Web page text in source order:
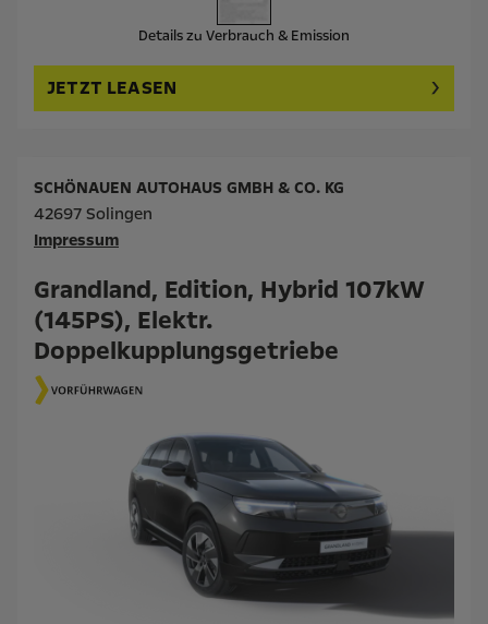
Details zu Verbrauch & Emission
JETZT LEASEN
Grandland, Edition, Hybrid 107kW
(145PS), Elektr.
Doppelkupplungsgetriebe
SCHÖNAUEN AUTOHAUS GMBH & CO. KG
42697 Solingen
Impressum